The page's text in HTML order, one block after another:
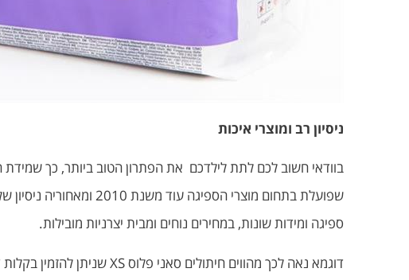
ניסיון רב ומוצרי איכות
בוודאי חשוב לכם לתת לילדכם את הפתרון הטוב ביותר, כך שמידת
שפועלת בתחום מוצרי
ספיגה ומידות שונות, במחירים נוחים ומבית יצרניות מובילות.